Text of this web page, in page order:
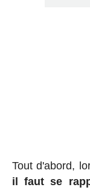
Tout d'abord,
il faut se